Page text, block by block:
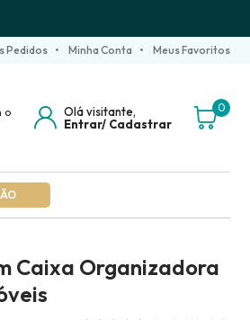
Pedidos Minha Conta Meus Favoritos
0
Olá visitante,
Entrar/ Cadastrar
o
Caixa Organizadora